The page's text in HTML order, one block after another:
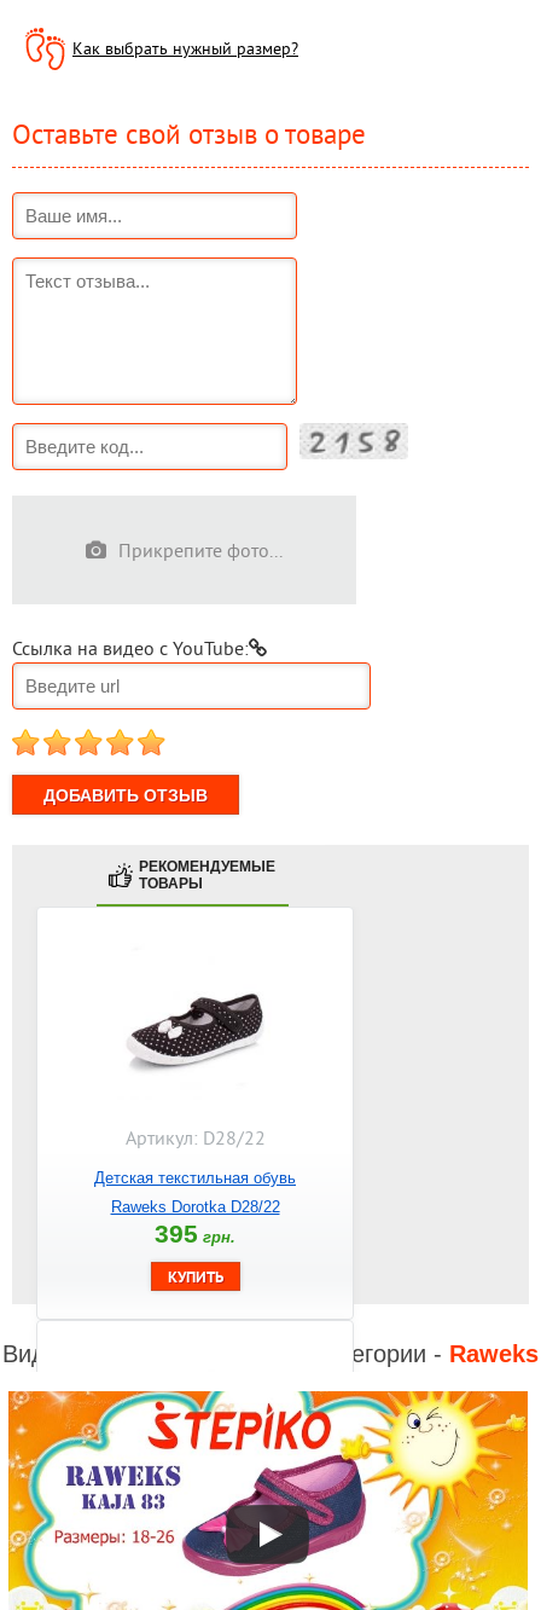
Как выбрать нужный размер?
Оставьте свой отзыв о товаре
Прикрепите фото...
Ссылка на видео с YouTube:
1 2 3 4 5
РЕКОМЕНДУЕМЫЕ
ТОВАРЫ
Артикул: D28/22
Детская текстильная обувь
Raweks Dorotka D28/22
395 грн.
Артикул: U52/22
Детская текстильная обувь
Видео к другим товарам из категории - Raweks